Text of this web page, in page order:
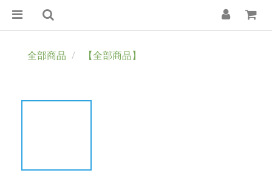
全部商品 【全部商品】